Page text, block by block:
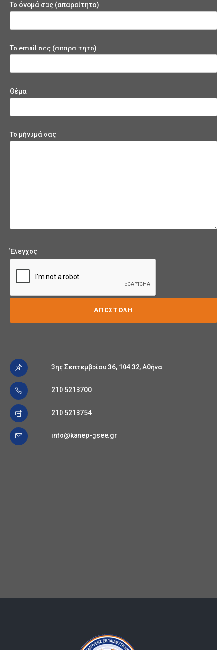
Το όνομά σας (απαραίτητο)
Το email σας (απαραίτητο)
Θέμα
Το μήνυμά σας
Έλεγχος
3ης Σεπτεμβρίου 36, 104 32, Αθήνα
210 5218700
210 5218754
info@kanep-gsee.gr